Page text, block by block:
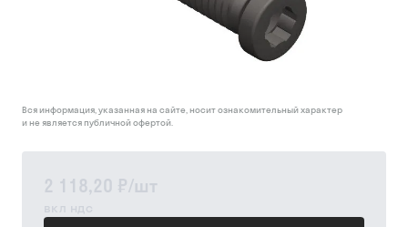
2 118,20 ₽/шт
вкл ндс
Вся информация, указанная на сайте, носит ознакомительный характер
и не является публичной офертой.